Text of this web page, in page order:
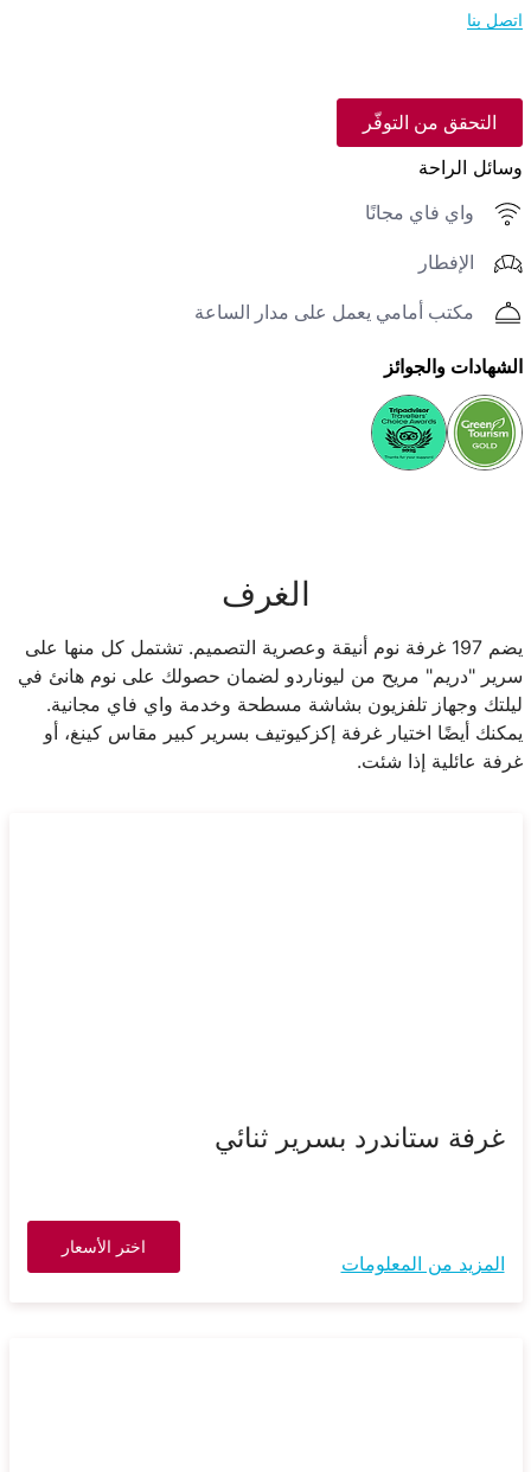
اتصل بنا
التحقق من التوفّر
وسائل الراحة
واي فاي مجانًا
الإفطار
مكتب أمامي يعمل على مدار الساعة
الشهادات والجوائز
الغرف
يضم 197 غرفة نوم أنيقة وعصرية التصميم. تشتمل كل منها على
سرير "دريم" مريح من ليوناردو لضمان حصولك على نوم هانئ في
ليلتك وجهاز تلفزيون بشاشة مسطحة وخدمة واي فاي مجانية.
يمكنك أيضًا اختيار غرفة إكزكيوتيف بسرير كبير مقاس كينغ، أو
غرفة عائلية إذا شئت.
غرفة ستاندرد بسرير ثنائي
المزيد من المعلومات
اختر الأسعار